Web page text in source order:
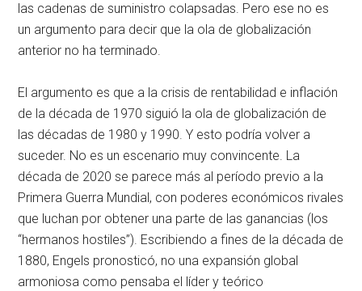
las cadenas de suministro colapsadas. Pero ese no es
un argumento para decir que la ola de globalización
anterior no ha terminado.
El argumento es que a la crisis de rentabilidad e inflación
de la década de 1970 siguió la ola de globalización de
las décadas de 1980 y 1990. Y esto podría volver a
suceder. No es un escenario muy convincente. La
década de 2020 se parece más al período previo a la
Primera Guerra Mundial, con poderes económicos rivales
que luchan por obtener una parte de las ganancias (los
“hermanos hostiles”). Escribiendo a fines de la década de
1880, Engels pronosticó, no una expansión global
armoniosa como pensaba el líder y teórico